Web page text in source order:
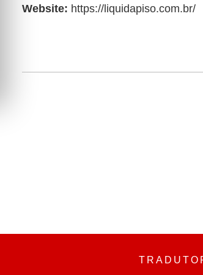
Website: https://liquidapiso.com.br/